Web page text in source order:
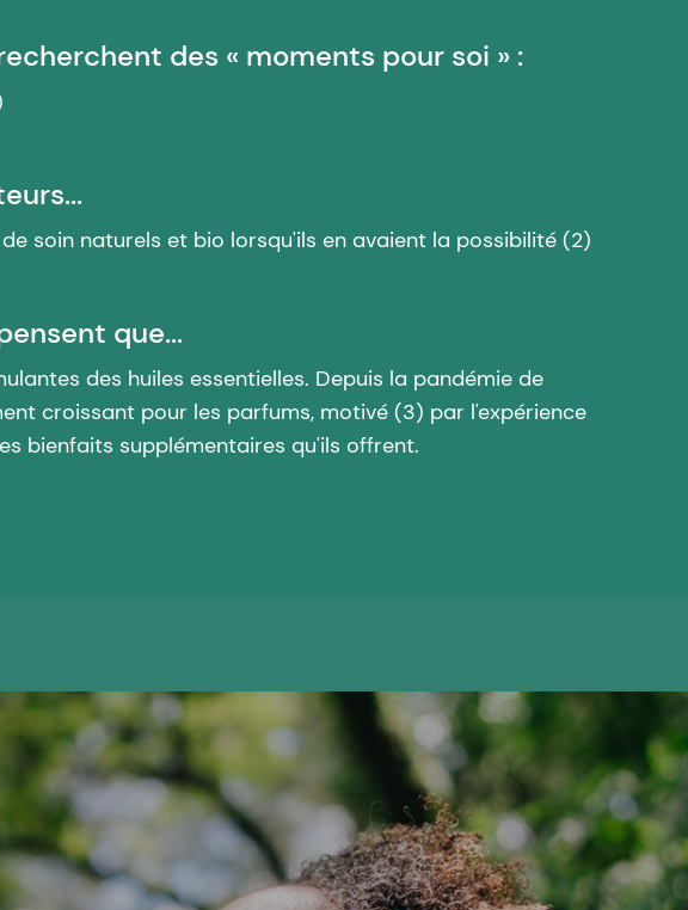
des « moments pour soi » :
soin naturels et bio lorsqu'ils en avaient la possibilité (2)
que...
des huiles essentielles. Depuis la pandémie de
croissant pour les parfums, motivé (3) par l'expérience
bienfaits supplémentaires qu'ils offrent.